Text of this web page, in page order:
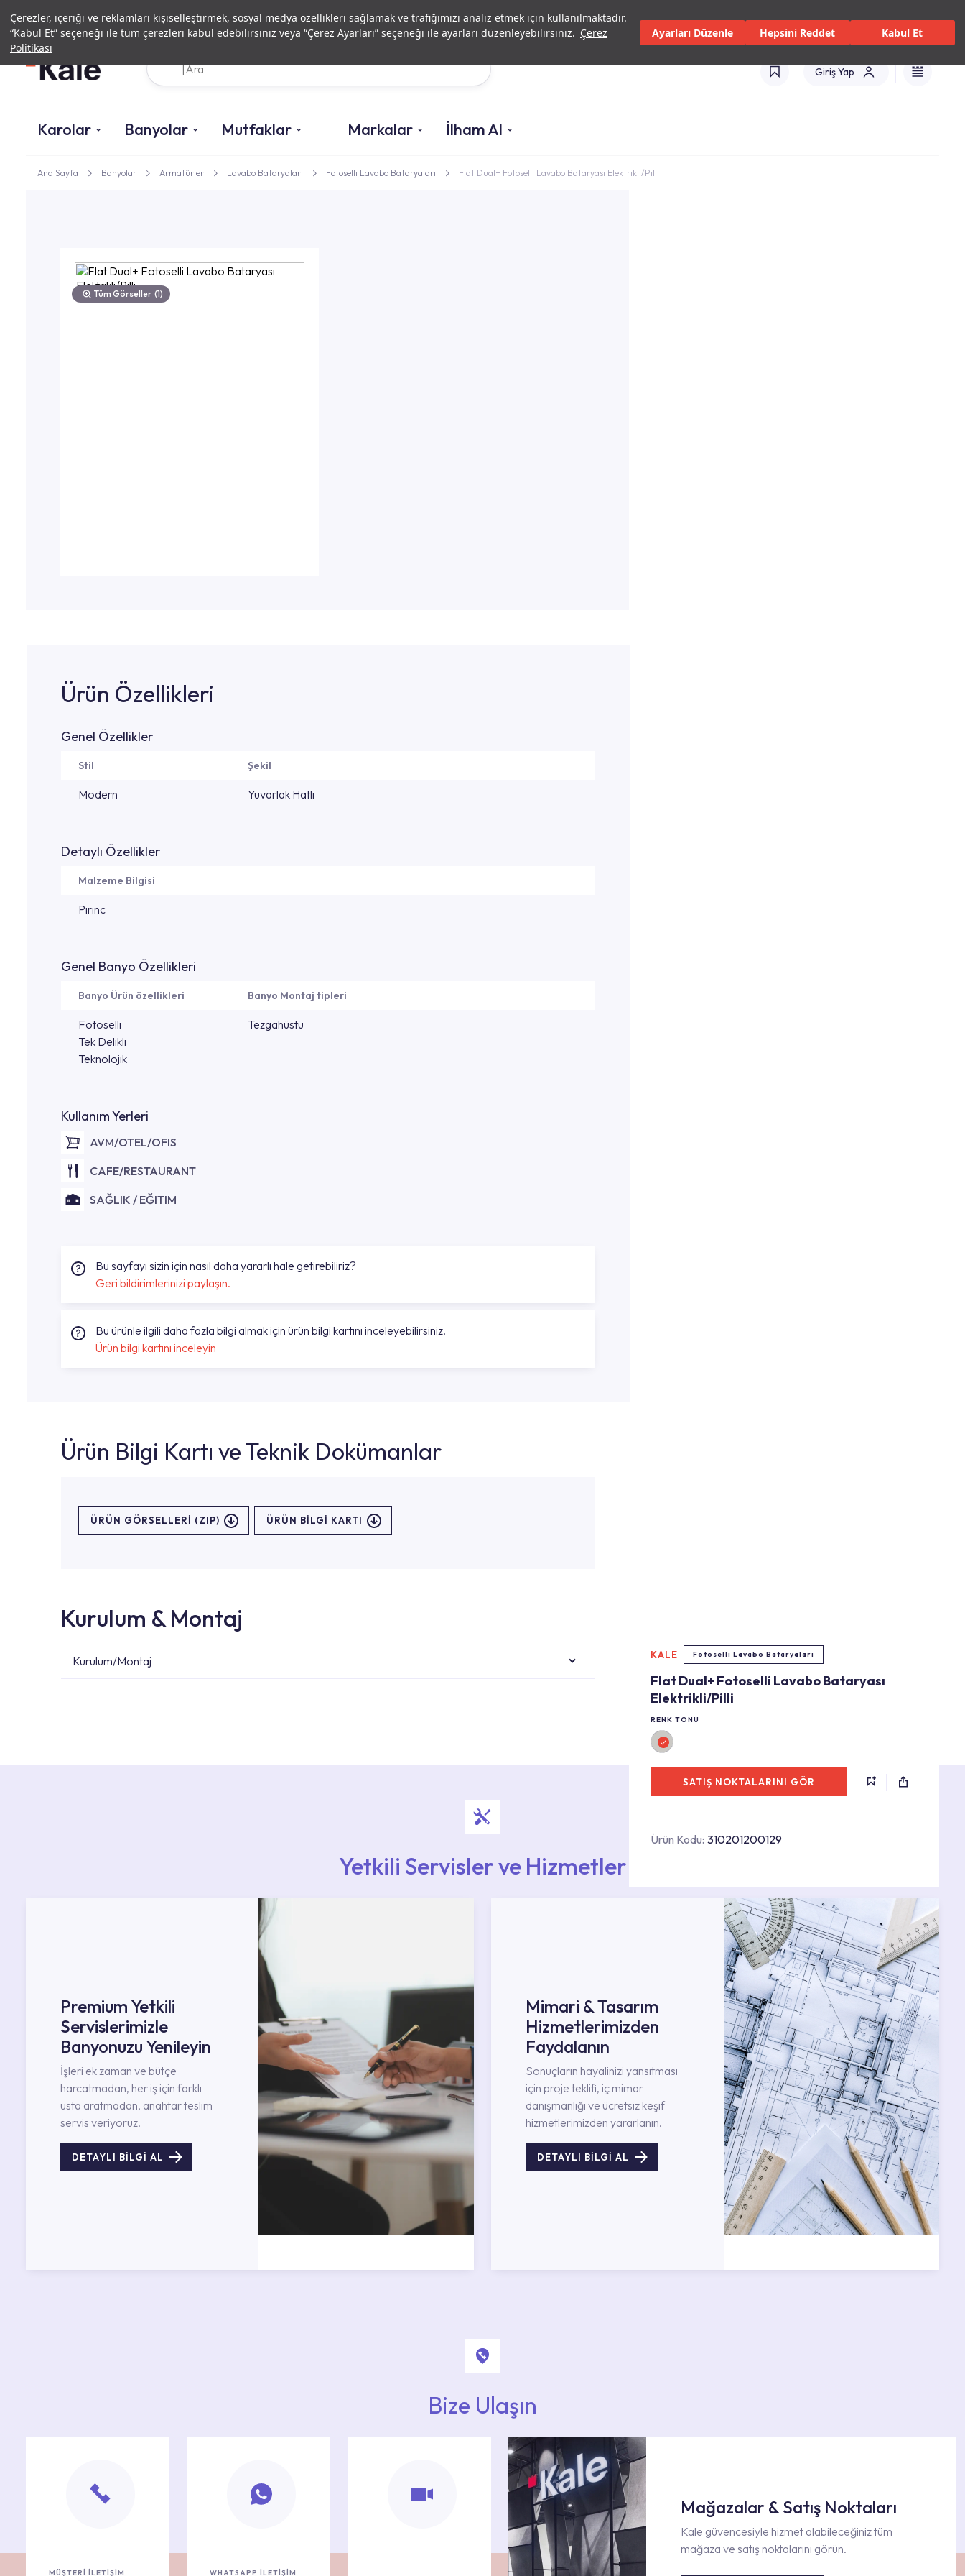
Çerezler, içeriği ve reklamları kişiselleştirmek, sosyal medya özellikleri sağlamak ve trafiğimizi analiz etmek için kullanılmaktadır.
“Kabul Et” seçeneği ile tüm çerezleri kabul edebilirsiniz veya “Çerez Ayarları” seçeneği ile ayarları düzenleyebilirsiniz. Çerez
Politikası
Ayarları Düzenle Hepsini Reddet Kabul Et
Yatırımcı İlişkileriYetkili Servisler ve HizmetlerMağazalarKataloglar Türkiye(TR)
Ara Giriş Yap
Karolar Banyolar Mutfaklar Markalar İlham Al
Ana Sayfa Banyolar Armatürler Lavabo Bataryaları Fotoselli Lavabo Bataryaları Flat Dual+ Fotoselli Lavabo Bataryası Elektrikli/Pilli
Tüm Görseller (1)
KALE Fotoselli Lavabo Bataryaları
Flat Dual+ Fotoselli Lavabo Bataryası
Elektrikli/Pilli
RENK TONU
SATIŞ NOKTALARINI GÖR
Ürün Kodu: 310201200129
Ürün Özellikleri
Genel Özellikler
Stil Şekil
Modern Yuvarlak Hatlı
Detaylı Özellikler
Malzeme Bilgisi
Pırınc
Genel Banyo Özellikleri
Banyo Ürün özellikleri Banyo Montaj tipleri
Fotosellı
Tek Delıklı
Teknolojık
Tezgahüstü
Kullanım Yerleri
AVM/OTEL/OFIS
CAFE/RESTAURANT
SAĞLIK / EĞITIM
Bu sayfayı sizin için nasıl daha yararlı hale getirebiliriz?
Geri bildirimlerinizi paylaşın.
Bu ürünle ilgili daha fazla bilgi almak için ürün bilgi kartını inceleyebilirsiniz.
Ürün bilgi kartını inceleyin
Ürün Bilgi Kartı ve Teknik Dokümanlar
ÜRÜN GÖRSELLERI (ZIP) ÜRÜN BILGI KARTI
Kurulum & Montaj
Kurulum/Montaj
Yetkili Servisler ve Hizmetler
Premium Yetkili
Servislerimizle
Banyonuzu Yenileyin
İşleri ek zaman ve bütçe
harcatmadan, her iş için farklı
usta aratmadan, anahtar teslim
servis veriyoruz.
DETAYLI BİLGİ AL
Mimari & Tasarım
Hizmetlerimizden
Faydalanın
Sonuçların hayalinizi yansıtması
için proje teklifi, iç mimar
danışmanlığı ve ücretsiz keşif
hizmetlerimizden yararlanın.
DETAYLI BİLGİ AL
Bize Ulaşın
MÜŞTERİ İLETİŞİM WHATSAPP İLETİŞİM
Mağazalar & Satış Noktaları
Kale güvencesiyle hizmet alabileceğiniz tüm
mağaza ve satış noktalarını görün.